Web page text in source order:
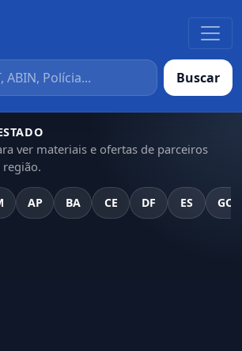
Buscar
ver materiais e ofertas de parceiros
região.
AP BA CE DF ES GO